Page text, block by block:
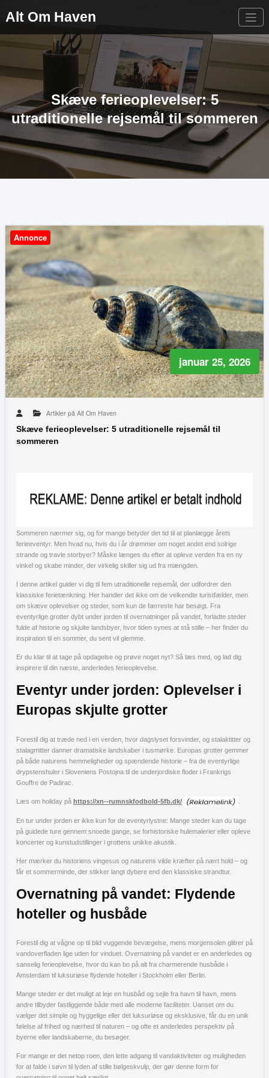
Alt Om Haven
Skæve ferieoplevelser: 5
utraditionelle rejsemål til sommeren
Annonce
januar 25, 2026
Artikler på Alt Om Haven
Skæve ferieoplevelser: 5 utraditionelle rejsemål til
sommeren
Sommeren nærmer sig, og for mange betyder det tid til at planlægge årets
ferieeventyr. Men hvad nu, hvis du i år drømmer om noget andet end solrige
strande og travle storbyer? Måske længes du efter at opleve verden fra en ny
vinkel og skabe minder, der virkelig skiller sig ud fra mængden.
I denne artikel guider vi dig til fem utraditionelle rejsemål, der udfordrer den
klassiske ferietænkning. Her handler det ikke om de velkendte turistfælder, men
om skæve oplevelser og steder, som kun de færreste har besøgt. Fra
eventyrlige grotter dybt under jorden til overnatninger på vandet, forladte steder
fulde af historie og skjulte landsbyer, hvor tiden synes at stå stille – her finder du
inspiration til en sommer, du sent vil glemme.
Er du klar til at tage på opdagelse og prøve noget nyt? Så læs med, og lad dig
inspirere til din næste, anderledes ferieoplevelse.
Eventyr under jorden: Oplevelser i
Europas skjulte grotter
Forestil dig at træde ned i en verden, hvor dagslyset forsvinder, og stalaktitter og
stalagmitter danner dramatiske landskaber i tusmørke. Europas grotter gemmer
på både naturens hemmeligheder og spændende historie – fra de eventyrlige
drypstenshuler i Sloveniens Postojna til de underjordiske floder i Frankrigs
Gouffre de Padirac.
Læs om holiday på https://xn--rumnskfodbold-5fb.dk/
En tur under jorden er ikke kun for de eventyrlystne: Mange steder kan du tage
på guidede ture gennem snoede gange, se forhistoriske hulemalerier eller opleve
koncerter og kunstudstillinger i grottens unikke akustik.
Her mærker du historiens vingesus og naturens vilde kræfter på nært hold – og
får et sommerminde, der stikker langt dybere end den klassiske strandtur.
Overnatning på vandet: Flydende
hoteller og husbåde
Forestil dig at vågne op til blid vuggende bevægelse, mens morgensolen glitrer på
vandoverfladen lige uden for vinduet. Overnatning på vandet er en anderledes og
sanselig ferieoplevelse, hvor du kan bo på alt fra charmerende husbåde i
Amsterdam til luksuriøse flydende hoteller i Stockholm eller Berlin.
Mange steder er det muligt at leje en husbåd og sejle fra havn til havn, mens
andre tilbyder fastliggende både med alle moderne faciliteter. Uanset om du
vælger det simple og hyggelige eller det luksuriøse og eksklusive, får du en unik
følelse af frihed og nærhed til naturen – og ofte et anderledes perspektiv på
byerne eller landskaberne, du besøger.
For mange er det netop roen, den lette adgang til vandaktiviteter og muligheden
for at falde i søvn til lyden af stille bølgeskvulp, der gør denne form for